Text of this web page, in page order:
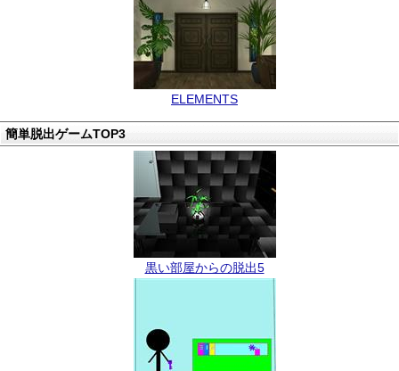
ELEMENTS
簡単脱出ゲームTOP3
黒い部屋からの脱出5